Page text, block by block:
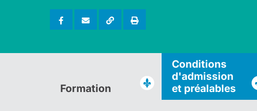
Formation
Conditions
d'admission
et préalables